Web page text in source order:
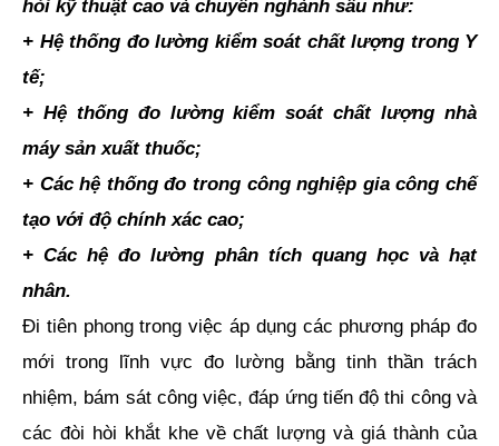
hỏi kỹ thuật cao và chuyên nghành sâu như:
+ Hệ thống đo lường kiểm soát chất lượng trong Y
tế;
+ Hệ thống đo lường kiểm soát chất lượng nhà
máy sản xuất thuốc;
+ Các hệ thống đo trong công nghiệp gia công chế
tạo với độ chính xác cao;
+ Các hệ đo lường phân tích quang học và hạt
nhân.
Đi tiên phong trong việc áp dụng các phương pháp đo
mới trong lĩnh vực đo lường bằng tinh thần trách
nhiệm, bám sát công việc, đáp ứng tiến độ thi công và
các đòi hòi khắt khe về chất lượng và giá thành của